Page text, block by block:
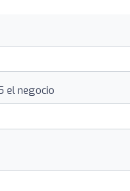
el negocio